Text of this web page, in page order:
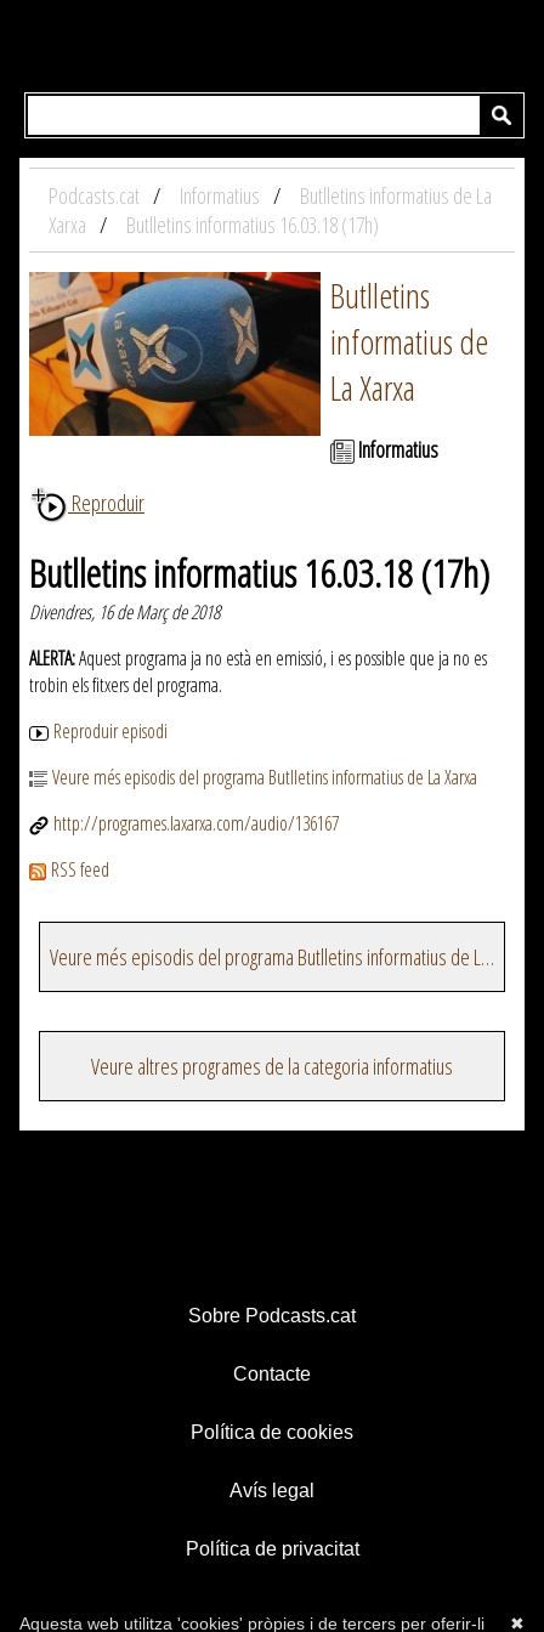
Podcasts.cat Informatius
Butlletins informatius de La
Xarxa
Butlletins informatius 16.03.18 (17h)
Butlletins
informatius de
La Xarxa
Informatius
Reproduir
Butlletins informatius 16.03.18 (17h)
Divendres, 16 de Març de 2018
ALERTA:Aquest programa ja no està en emissió, i es possible que ja no es
trobin els fitxers del programa.
Reproduir episodi
Veure més episodis del programa Butlletins informatius de La Xarxa
http://programes.laxarxa.com/audio/136167
RSS feed
Veure més episodis del programa Butlletins informatius de La Xarxa
Veure altres programes de la categoria informatius
Sobre Podcasts.cat
Contacte
Política de cookies
Avís legal
Política de privacitat
✖
Aquesta web utilitza 'cookies' pròpies i de tercers per oferir-li